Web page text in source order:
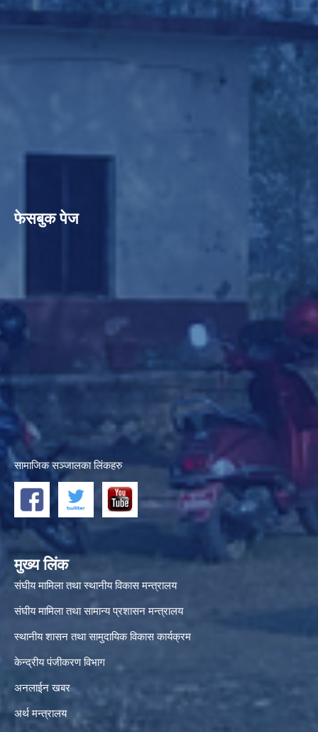
फेसबुक पेज
सामाजिक सञ्जालका लिंकहरु
मुख्य लिंक
संघीय मामिला तथा स्थानीय विकास मन्त्रालय
संघीय मामिला तथा सामान्य प्रशासन मन्त्रालय
स्थानीय शासन तथा सामुदायिक विकास कार्यक्रम
केन्द्रीय पंजीकरण विभाग
अनलाईन खबर
अर्थ मन्त्रालय